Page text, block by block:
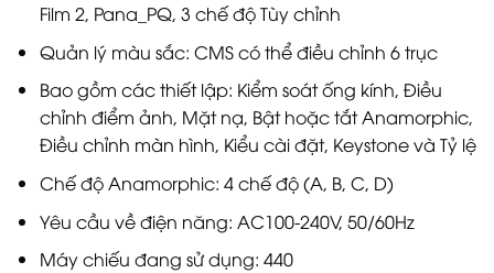
Film 2, Pana_PQ, 3 chế độ Tùy chỉnh
Quản lý màu sắc: CMS có thể điều chỉnh 6 trục
Bao gồm các thiết lập: Kiểm soát ống kính, Điều
chỉnh điểm ảnh, Mặt nạ, Bật hoặc tắt Anamorphic,
Điều chỉnh màn hình, Kiểu cài đặt, Keystone và Tỷ lệ
Chế độ Anamorphic: 4 chế độ (A, B, C, D)
Yêu cầu về điện năng: AC100-240V, 50/60Hz
Máy chiếu đang sử dụng: 440